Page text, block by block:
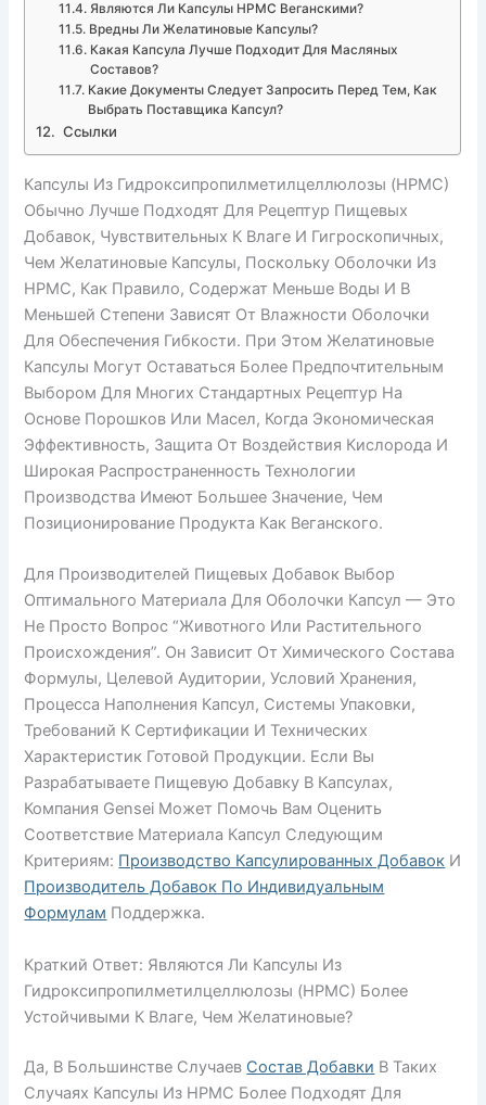
Являются Ли Капсулы HPMC Веганскими?
Вредны Ли Желатиновые Капсулы?
Какая Капсула Лучше Подходит Для Масляных
Составов?
Какие Документы Следует Запросить Перед Тем, Как
Выбрать Поставщика Капсул?
Ссылки
Капсулы Из Гидроксипропилметилцеллюлозы (HPMC)
Обычно Лучше Подходят Для Рецептур Пищевых
Добавок, Чувствительных К Влаге И Гигроскопичных,
Чем Желатиновые Капсулы, Поскольку Оболочки Из
HPMC, Как Правило, Содержат Меньше Воды И В
Меньшей Степени Зависят От Влажности Оболочки
Для Обеспечения Гибкости. При Этом Желатиновые
Капсулы Могут Оставаться Более Предпочтительным
Выбором Для Многих Стандартных Рецептур На
Основе Порошков Или Масел, Когда Экономическая
Эффективность, Защита От Воздействия Кислорода И
Широкая Распространенность Технологии
Производства Имеют Большее Значение, Чем
Позиционирование Продукта Как Веганского.
Для Производителей Пищевых Добавок Выбор
Оптимального Материала Для Оболочки Капсул — Это
Не Просто Вопрос “животного Или Растительного
Происхождения”. Он Зависит От Химического Состава
Формулы, Целевой Аудитории, Условий Хранения,
Процесса Наполнения Капсул, Системы Упаковки,
Требований К Сертификации И Технических
Характеристик Готовой Продукции. Если Вы
Разрабатываете Пищевую Добавку В Капсулах,
Компания Gensei Может Помочь Вам Оценить
Соответствие Материала Капсул Следующим
Критериям: Производство Капсулированных Добавок И
Производитель Добавок По Индивидуальным
Формулам Поддержка.
Краткий Ответ: Являются Ли Капсулы Из
Гидроксипропилметилцеллюлозы (HPMC) Более
Устойчивыми К Влаге, Чем Желатиновые?
Да, В Большинстве Случаев Состав Добавки В Таких
Случаях Капсулы Из HPMC Более Подходят Для